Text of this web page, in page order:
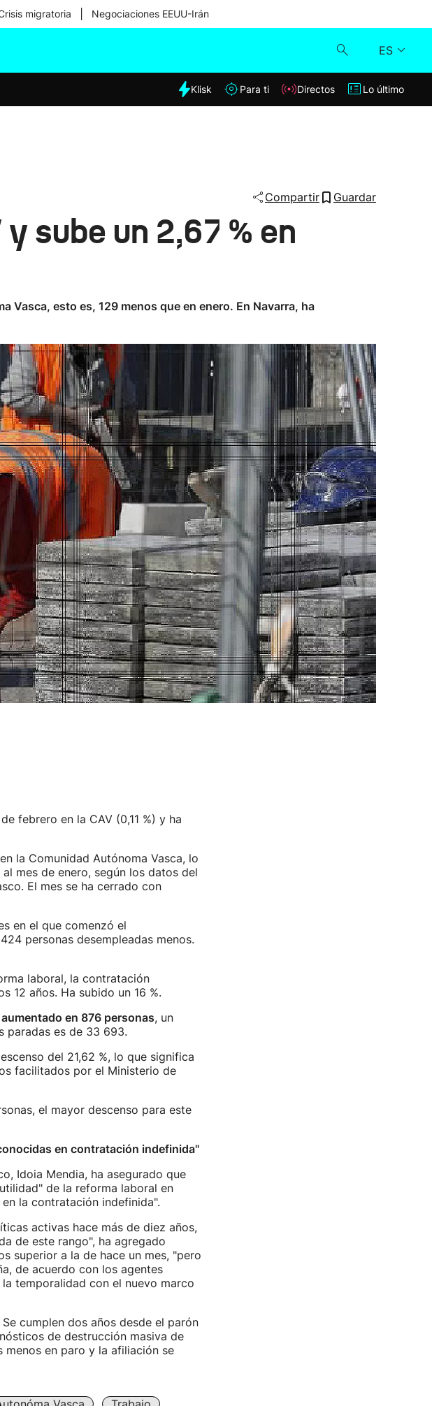
migratoria Negociaciones EEUU-Irán
ES
Klisk
Klisk Para ti Directos Lo último
Compartir Guardar
y sube un 2,67 % en
Vasca, esto es, 129 menos que en enero. En Navarra, ha
febrero en la CAV (0,11 %) y ha
en la Comunidad Autónoma Vasca, lo
mes de enero, según los datos del
El mes se ha cerrado con
en el que comenzó el
personas desempleadas menos.
laboral, la contratación
12 años. Ha subido un 16 %.
aumentado en 876 personas, un
paradas es de 33 693.
del 21,62 %, lo que significa
facilitados por el Ministerio de
el mayor descenso para este
en contratación indefinida"
Idoia Mendia, ha asegurado que
de la reforma laboral en
la contratación indefinida".
activas hace más de diez años,
de este rango", ha agregado
superior a la de hace un mes, "pero
de acuerdo con los agentes
temporalidad con el nuevo marco
cumplen dos años desde el parón
de destrucción masiva de
menos en paro y la afiliación se